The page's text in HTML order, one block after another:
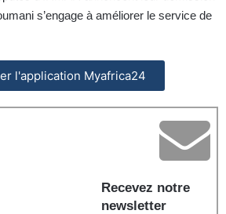
s’engage à améliorer le service de
l'application Myafrica24
Recevez notre
newsletter